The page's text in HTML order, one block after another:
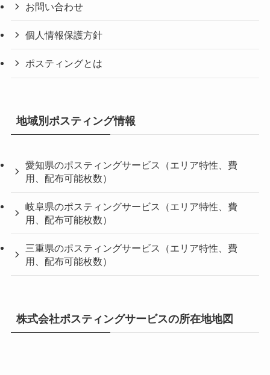
お問い合わせ
個人情報保護方針
ポスティングとは
地域別ポスティング情報
愛知県のポスティングサービス（エリア特性、費
用、配布可能枚数）
岐阜県のポスティングサービス（エリア特性、費
用、配布可能枚数）
三重県のポスティングサービス（エリア特性、費
用、配布可能枚数）
株式会社ポスティングサービスの所在地地図